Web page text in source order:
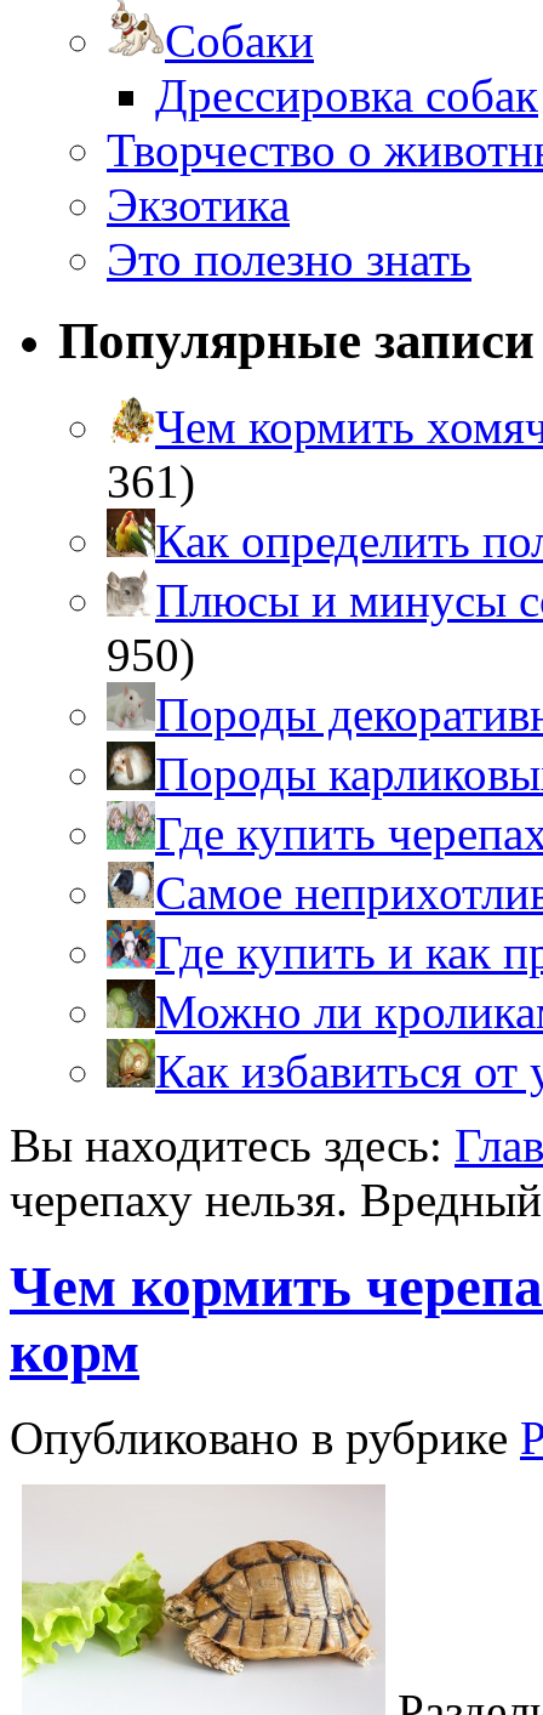
Собаки
Дрессировка собак
Творчество о
Экзотика
Это полезно знать
Популярные записи
Чем кормить
361)
Как определить
Плюсы и минусы
950)
Породы
Породы
Где купить
Самое
Где купить и как
Можно ли
Как избавиться от
Вы находитесь здесь:
черепаху нельзя.
Чем кормить
корм
Опубликовано в рубрике